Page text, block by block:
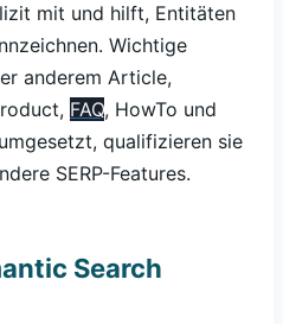
mit und hilft, Entitäten
Wichtige
anderem Article,
FAQ, HowTo und
qualifizieren sie
SERP-Features.
Search